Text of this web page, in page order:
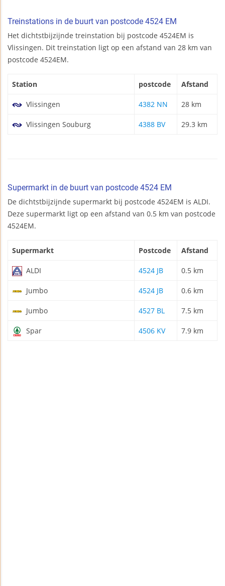
Treinstations in de buurt van postcode 4524 EM
Het dichtstbijzijnde treinstation bij postcode 4524EM is
Vlissingen. Dit treinstation ligt op een afstand van 28 km van
postcode 4524EM.
Station postcode Afstand
Vlissingen 4382 NN 28 km
Vlissingen Souburg 4388 BV 29.3 km
Supermarkt in de buurt van postcode 4524 EM
De dichtstbijzijnde supermarkt bij postcode 4524EM is ALDI.
Deze supermarkt ligt op een afstand van 0.5 km van postcode
4524EM.
Supermarkt Postcode Afstand
ALDI 4524 JB 0.5 km
Jumbo 4524 JB 0.6 km
Jumbo 4527 BL 7.5 km
Spar 4506 KV 7.9 km